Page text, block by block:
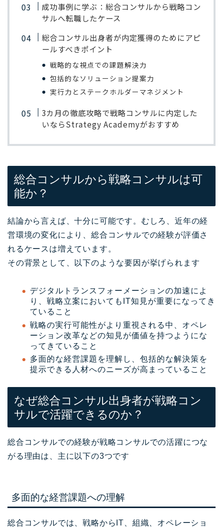
成功事例に学ぶ：総合コンサルから戦略コン
サルへ転職したケース
総合コンサル出身者が内定獲得のためにアピ
ールすべきポイント
戦略的な視点での課題解決力
包括的なソリューション提案力
実行力とステークホルダーマネジメント
3カ月の徹底攻略で戦略コンサルに内定した
いならStrategy Academyがおすすめ
総合コンサルから戦略コンサルは可
能か？
結論から言えば、十分に可能です。むしろ、近年の経
営環境の変化により、総合コンサルでの経験が評価さ
れるケースは増えています。
その背景として、以下のような要因が挙げられます
デジタルトランスフォーメーションの加速によ
り、戦略立案においてもIT知見が重要になってき
ていること
戦略の実行可能性がより重視される中、オペレ
ーション改革などの知見が価値を持つようにな
ってきていること
多面的な経営課題を理解し、包括的な解決策を
提示できる人材へのニーズが高まっていること
なぜ総合コンサル出身者が戦略コン
サルで活躍できるのか？
総合コンサルでの経験が戦略コンサルでの活躍につな
がる理由は、主に以下の3つです
多面的な経営課題への理解
総合コンサルでは、戦略からIT、組織、オペレーショ